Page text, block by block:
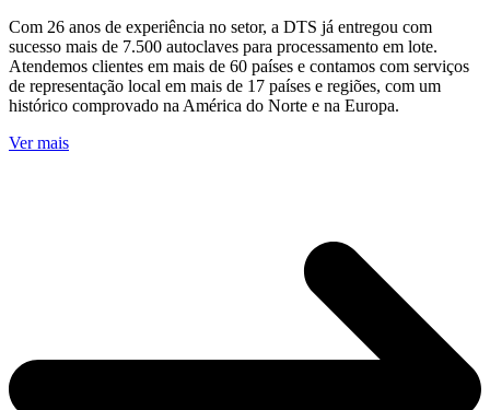
Com 26 anos de experiência no setor, a DTS já entregou com
sucesso mais de 7.500 autoclaves para processamento em lote.
Atendemos clientes em mais de 60 países e contamos com serviços
de representação local em mais de 17 países e regiões, com um
histórico comprovado na América do Norte e na Europa.
Ver mais